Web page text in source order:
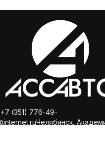
+7 (351) 776-49-
Челябинск,